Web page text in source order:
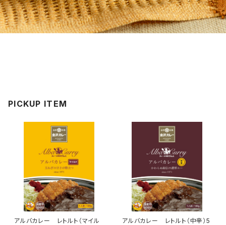
PICKUP ITEM
アルバカレー レトルト（マイル
アルバカレー レトルト（中辛）5